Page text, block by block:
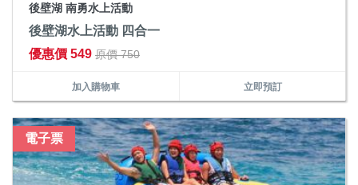
後壁湖 南勇水上活動
後壁湖水上活動 四合一
優惠價 549 原價 750
加入購物車 立即預訂
電子票